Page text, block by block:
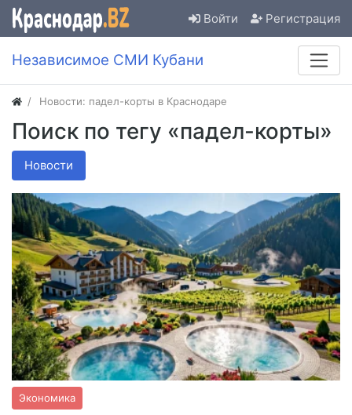
Войти Регистрация
Независимое СМИ Кубани
Новости: падел-корты в Краснодаре
Поиск по тегу «падел-корты»
Новости
Экономика